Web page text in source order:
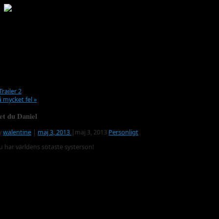
2
mycket fel»
du Daniel
walentine | maj 3, 2013 | maj 3, 2013 Personligt
har världens sötaste systerson!